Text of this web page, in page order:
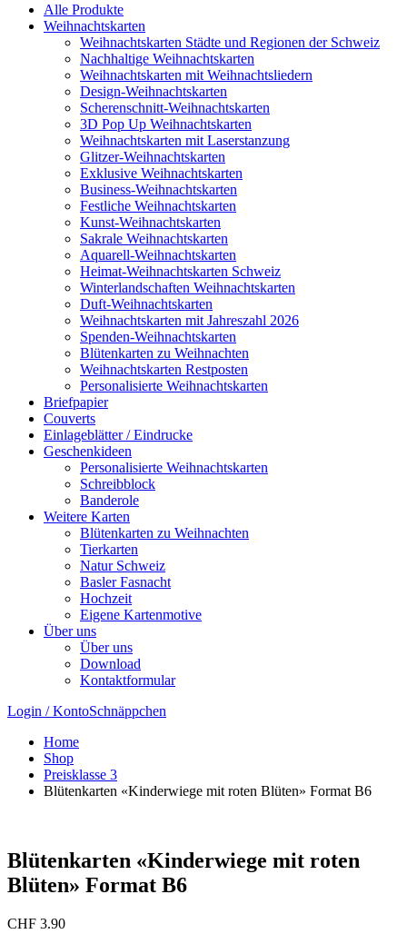
Alle Produkte
Weihnachtskarten
Weihnachtskarten Städte und Regionen der Schweiz
Nachhaltige Weihnachtskarten
Weihnachtskarten mit Weihnachtsliedern
Design-Weihnachtskarten
Scherenschnitt-Weihnachtskarten
3D Pop Up Weihnachtskarten
Weihnachtskarten mit Laserstanzung
Glitzer-Weihnachtskarten
Exklusive Weihnachtskarten
Business-Weihnachtskarten
Festliche Weihnachtskarten
Kunst-Weihnachtskarten
Sakrale Weihnachtskarten
Aquarell-Weihnachtskarten
Heimat-Weihnachtskarten Schweiz
Winterlandschaften Weihnachtskarten
Duft-Weihnachtskarten
Weihnachtskarten mit Jahreszahl 2026
Spenden-Weihnachtskarten
Blütenkarten zu Weihnachten
Weihnachtskarten Restposten
Personalisierte Weihnachtskarten
Briefpapier
Couverts
Einlageblätter / Eindrucke
Geschenkideen
Personalisierte Weihnachtskarten
Schreibblock
Banderole
Weitere Karten
Blütenkarten zu Weihnachten
Tierkarten
Natur Schweiz
Basler Fasnacht
Hochzeit
Eigene Kartenmotive
Über uns
Über uns
Download
Kontaktformular
Login / KontoSchnäppchen
Home
Shop
Preisklasse 3
Blütenkarten «Kinderwiege mit roten Blüten» Format B6
Blütenkarten «Kinderwiege mit roten
Blüten» Format B6
CHF 3.90